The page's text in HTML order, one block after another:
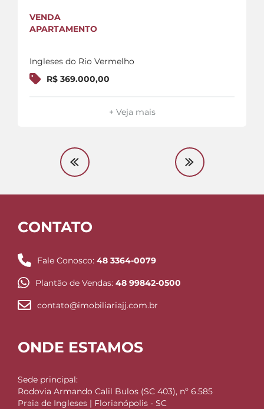
VENDA
APARTAMENTO
Ingleses do Rio Vermelho
R$ 369.000,00
+ Veja mais
CONTATO
Fale Conosco: 48 3364-0079
Plantão de Vendas: 48 99842-0500
contato@imobiliariajj.com.br
ONDE ESTAMOS
Sede principal:
Rodovia Armando Calil Bulos (SC 403), nº 6.585
Praia de Ingleses | Florianópolis - SC